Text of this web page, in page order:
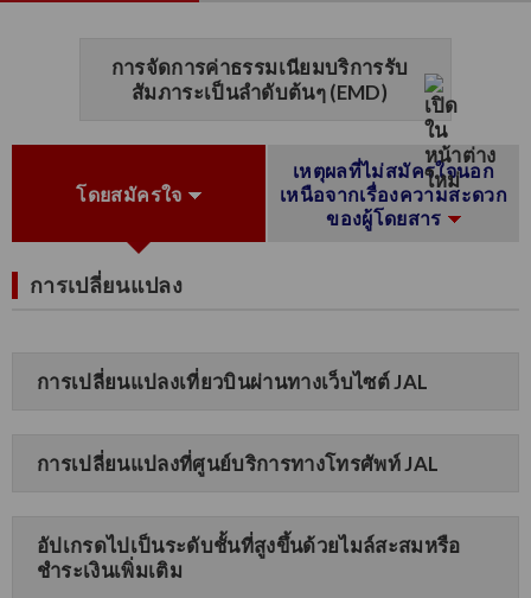
การจัดการค่าธรรมเนียมบริการรับ
สัมภาระเป็นลำดับต้นๆ (EMD)
โดยสมัครใจ
เหตุผลที่ไม่สมัครใจนอก
เหนือจากเรื่องความสะดวก
ของผู้โดยสาร
การเปลี่ยนแปลง
การเปลี่ยนแปลงเที่ยวบินผ่านทางเว็บไซต์ JAL
การเปลี่ยนแปลงที่ศูนย์บริการทางโทรศัพท์ JAL
อัปเกรดไปเป็นระดับชั้นที่สูงขึ้นด้วยไมล์สะสมหรือ
ชำระเงินเพิ่มเติม